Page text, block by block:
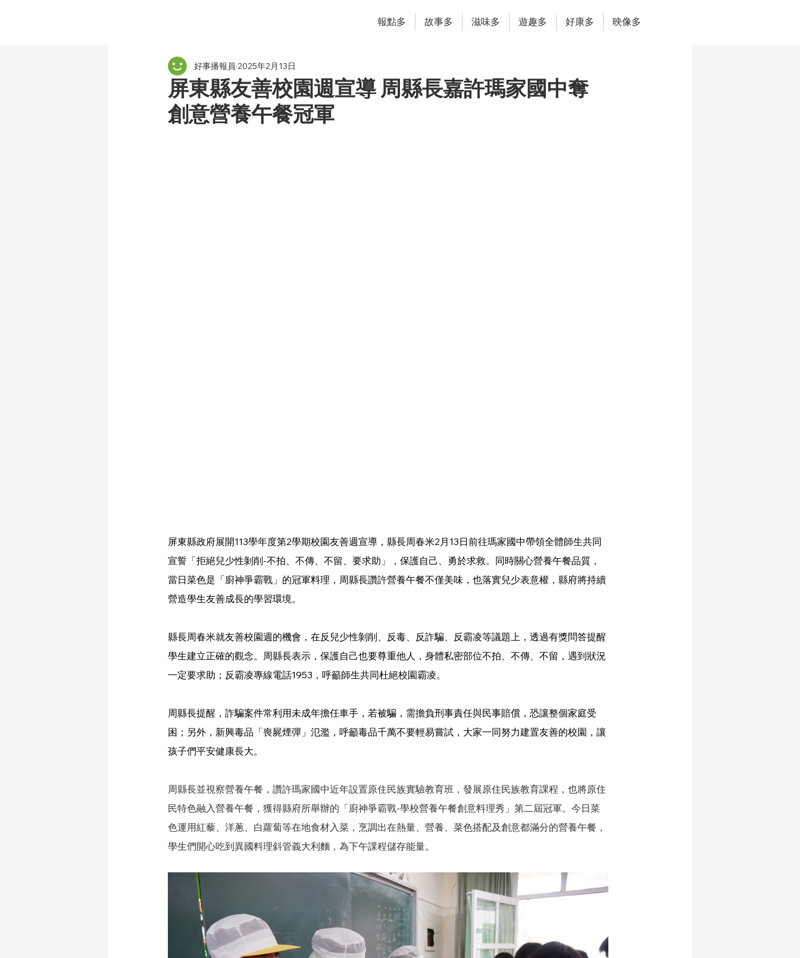
報點多 故事多 滋味多 遊趣多 好康多 映像多
屏東縣友善校園週宣導 周縣長嘉許瑪家國中奪
創意營養午餐冠軍
好事播報員 2025年2月13日
屏東縣政府展開113學年度第2學期校園友善週宣導，縣長周春米2月13日前往瑪家國中帶領全體師生共同
宣誓「拒絕兒少性剝削-不拍、不傳、不留、要求助」，保護自己、勇於求救。同時關心營養午餐品質，
當日菜色是「廚神爭霸戰」的冠軍料理，周縣長讚許營養午餐不僅美味，也落實兒少表意權，縣府將持續
營造學生友善成長的學習環境。
縣長周春米就友善校園週的機會，在反兒少性剝削、反毒、反詐騙、反霸凌等議題上， 透過有獎問答提醒
學生建立正確的觀念。周縣長表示，保護自己也要尊重他人，身體私密部位不拍、不傳、不留，遇到狀況
一定要求助；反霸凌專線電話1953，呼籲師生共同杜絕校園霸凌。
周縣長提醒，詐騙案件常利用未成年擔任車手，若被騙，需擔負刑事責任與民事賠償，恐讓整個家庭受
困；另外，新興毒品「喪屍煙彈」氾濫，呼籲毒品千萬不要輕易嘗試，大家一同努力建置友善的校園，讓
孩子們平安健康長大。
周縣長並視察營養午餐，讚許瑪家國中近年設置原住民族實驗教育班，發展原住民族教育課程，也將原住
民特色融入營養午餐，獲得縣府所舉辦的「廚神爭霸戰-學校營養午餐創意料理秀」第二屆冠軍。今日菜
色運用紅藜、洋蔥、白蘿蔔等在地食材入菜，烹調出在熱量、營養、菜色搭配及創意都滿分的營養午餐，
學生們開心吃到異國料理斜管義大利麵，為下午課程儲存能量。